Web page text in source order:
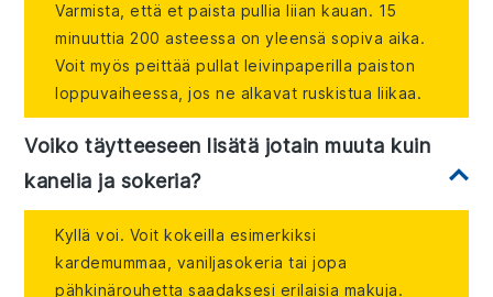
Varmista, että et paista pullia liian kauan. 15
minuuttia 200 asteessa on yleensä sopiva aika.
Voit myös peittää pullat leivinpaperilla paiston
loppuvaiheessa, jos ne alkavat ruskistua liikaa.
Voiko täytteeseen lisätä jotain muuta kuin
kanelia ja sokeria?
Kyllä voi. Voit kokeilla esimerkiksi
kardemummaa, vaniljasokeria tai jopa
pähkinärouhetta saadaksesi erilaisia makuja.